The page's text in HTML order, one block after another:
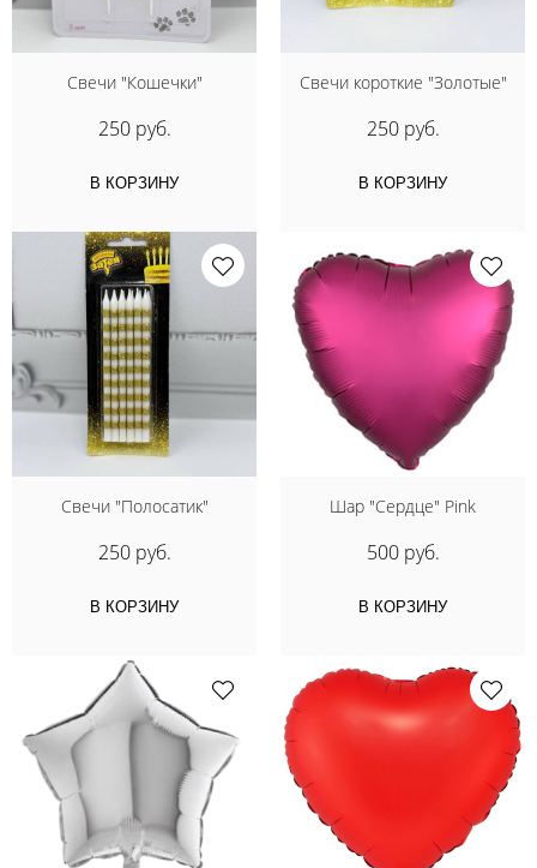
Свечи "Кошечки"
250 руб.
В КОРЗИНУ
Свечи короткие "Золотые"
250 руб.
В КОРЗИНУ
Свечи "Полосатик"
250 руб.
В КОРЗИНУ
Шар "Сердце" Pink
500 руб.
В КОРЗИНУ